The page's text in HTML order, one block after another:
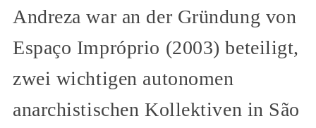
Andreza war an der Gründung von
Espaço Impróprio (2003) beteiligt,
zwei wichtigen autonomen
anarchistischen Kollektiven in São